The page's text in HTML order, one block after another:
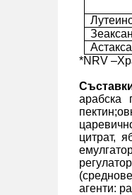
*NRV
арабска
цитрат,
агенти: